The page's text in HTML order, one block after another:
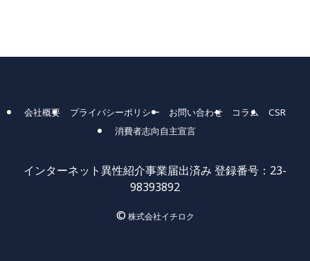
会社概要 プライバシーポリシー お問い合わせ コラム
CSR
消費者志向自主宣言
インターネット異性紹介事業届出済み 登録番号：23-
98393892
© 株式会社イチロク